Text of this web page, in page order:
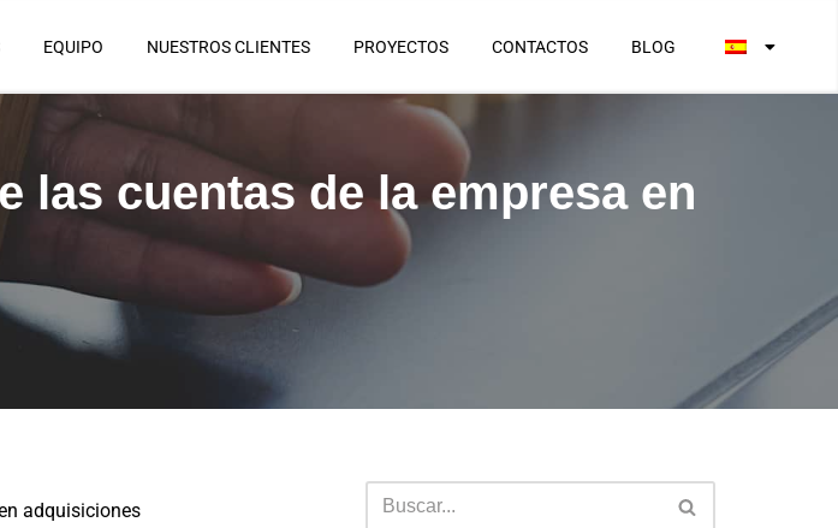
EQUIPO NUESTROS CLIENTES PROYECTOS CONTACTOS BLOG
las cuentas de la empresa en
adquisiciones